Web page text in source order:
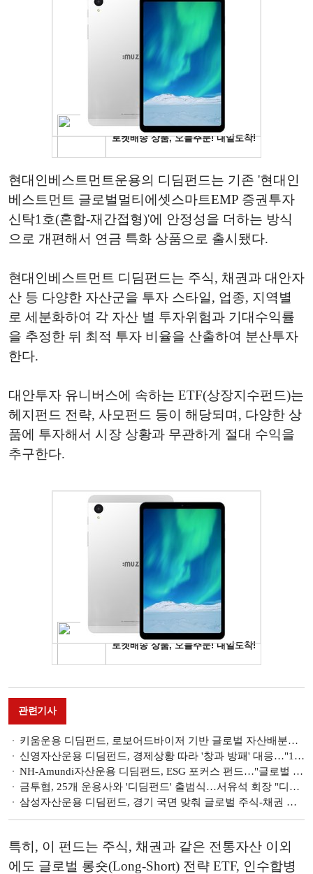
현대인베스트먼트운용의 디딤펀드는 기존 '현대인
베스트먼트 글로벌멀티에셋스마트EMP 증권투자
신탁1호(혼합-재간접형)'에 안정성을 더하는 방식
으로 개편해서 연금 특화 상품으로 출시됐다.
현대인베스트먼트 디딤펀드는 주식, 채권과 대안자
산 등 다양한 자산군을 투자 스타일, 업종, 지역별
로 세분화하여 각 자산 별 투자위험과 기대수익률
을 추정한 뒤 최적 투자 비율을 산출하여 분산투자
한다.
대안투자 유니버스에 속하는 ETF(상장지수펀드)는
헤지펀드 전략, 사모펀드 등이 해당되며, 다양한 상
품에 투자해서 시장 상황과 무관하게 절대 수익을
추구한다.
관련기사
키움운용 디딤펀드, 로보어드바이저 기반 글로벌 자산배분…"초분산 투자" [연금통신]
신영자산운용 디딤펀드, 경제상황 따라 '창과 방패' 대응…"19년 운용 장기투자 강점" [연금통신]
NH-Amundi자산운용 디딤펀드, ESG 포커스 펀드…"글로벌 자산배분 바탕 지속가능 투자" [연금통신]
금투협, 25개 운용사와 '디딤펀드' 출범식…서유석 회장 "디딤펀드는 스테디셀러" [연금통신]
삼성자산운용 디딤펀드, 경기 국면 맞춰 글로벌 주식-채권 비중 탄력적 운용…"AI 퀀트 기반" [연금통신]
특히, 이 펀드는 주식, 채권과 같은 전통자산 이외
에도 글로벌 롱숏(Long-Short) 전략 ETF, 인수합병